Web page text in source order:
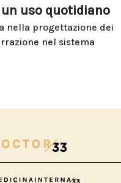
uso quotidiano
nella progettazione dei
nel sistema